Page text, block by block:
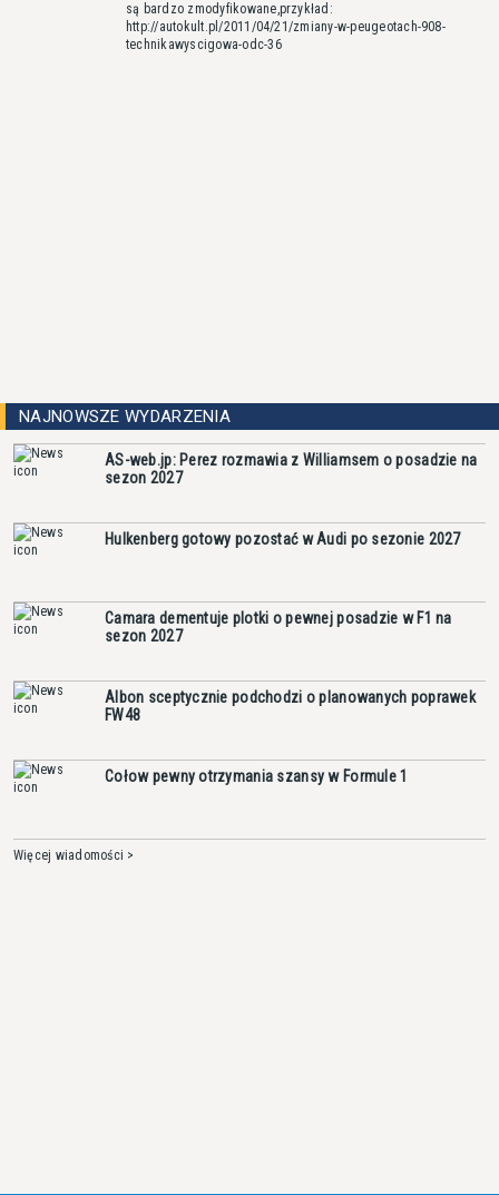
są bardzo zmodyfikowane,przykład:
http://autokult.pl/2011/04/21/zmiany-w-peugeotach-908-
technikawyscigowa-odc-36
NAJNOWSZE WYDARZENIA
AS-web.jp: Perez rozmawia z Williamsem o posadzie na
sezon 2027
Hulkenberg gotowy pozostać w Audi po sezonie 2027
Camara dementuje plotki o pewnej posadzie w F1 na
sezon 2027
Albon sceptycznie podchodzi o planowanych poprawek
FW48
Cołow pewny otrzymania szansy w Formule 1
Więcej wiadomości >